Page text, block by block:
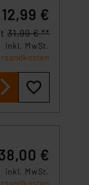
12,99 €
31,99 € **
inkl. MwSt.
€
inkl. MwSt.